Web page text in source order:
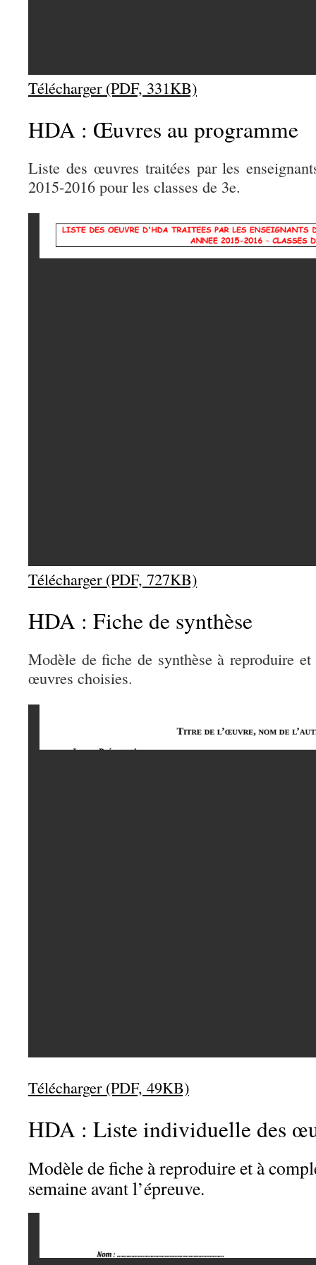
Télécharger (PDF, 331KB)
HDA : Œuvres au programme
Liste des œuvres traitées par les
2015-2016 pour les classes de 3e.
Télécharger (PDF, 727KB)
HDA : Fiche de synthèse
Modèle de fiche de synthèse à reproduire
œuvres choisies.
Télécharger (PDF, 49KB)
HDA : Liste individuelle des
Modèle de fiche à reproduire et à
semaine avant l’épreuve.